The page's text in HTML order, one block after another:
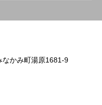
かみ町湯原1681-9